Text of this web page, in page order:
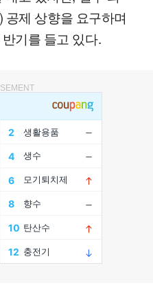
공제 상향을 요구하며
기를 들고 있다.